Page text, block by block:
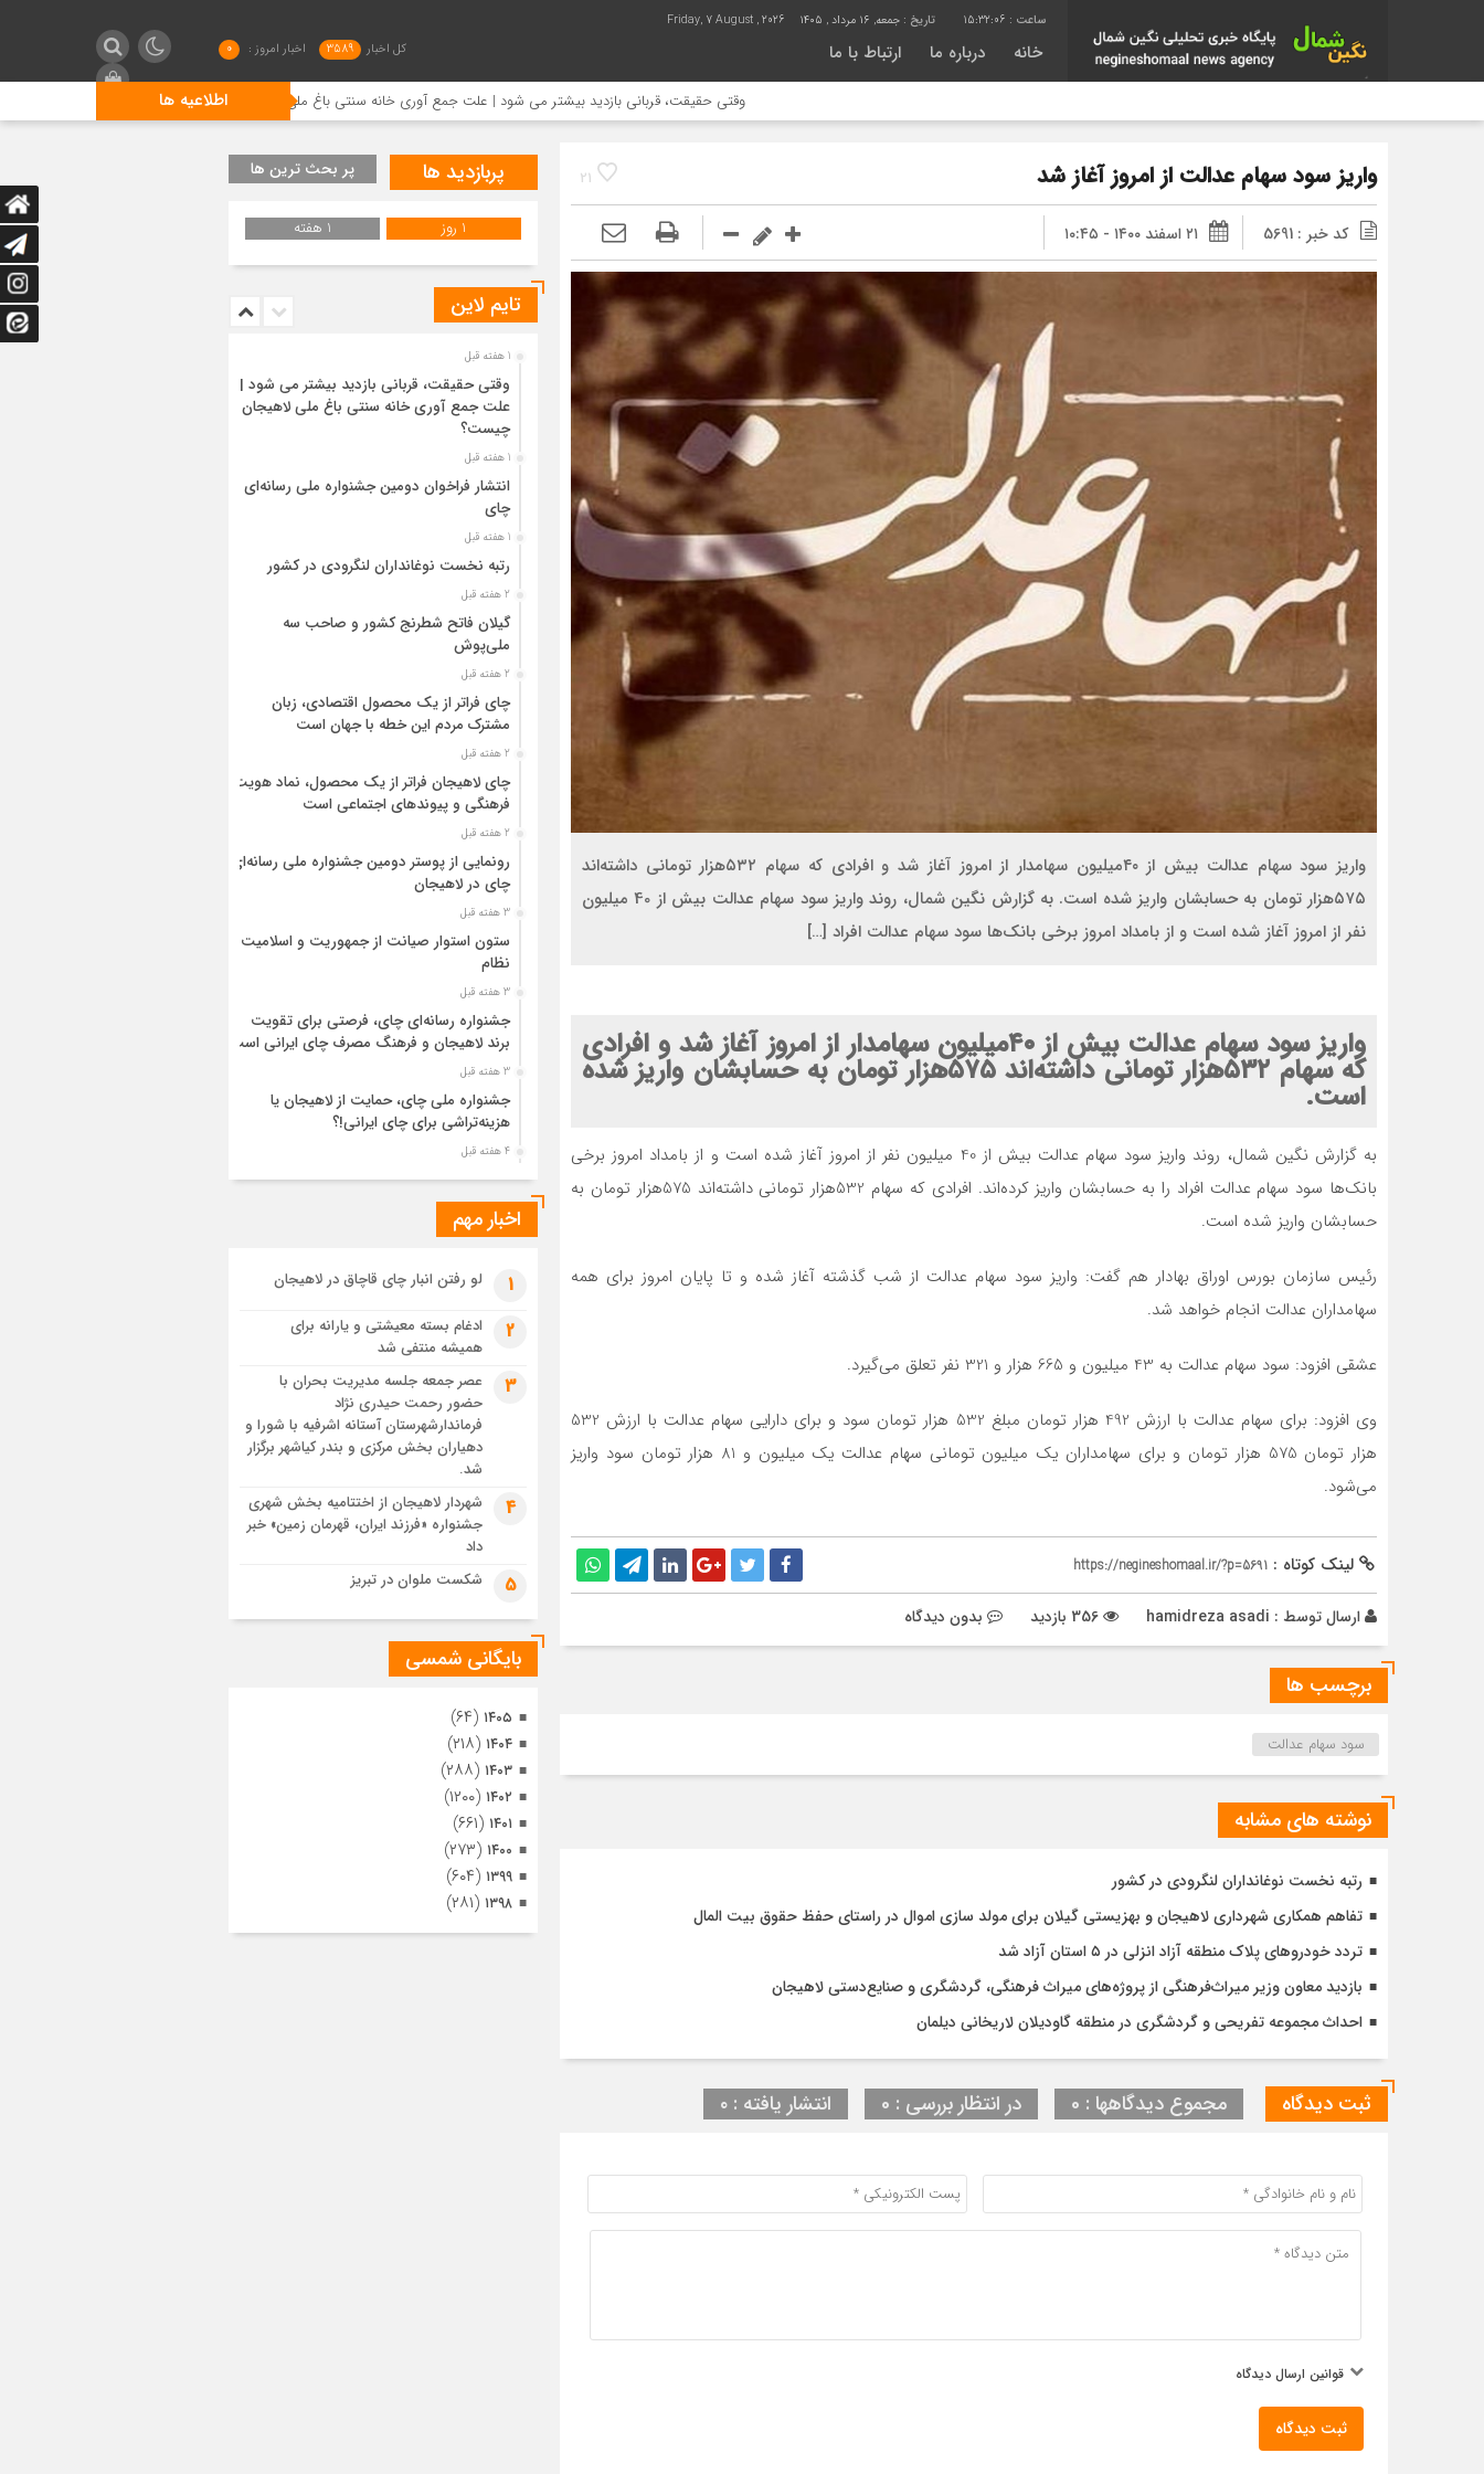
15:32:06 تاریخ : جمعه, ۱۶ مرداد , ۱۴۰۵ Friday, 7 August , 2026
خانه درباره ما ارتباط با ما کل اخبار 3589 اخبار امروز : 0
اطلاعیه ها وقتی حقیقت، قربانی بازدید بیشتر می شود | علت جمع آوری خانه سنتی باغ ملی لاهیجان چیست؟
21 واریز سود سهام عدالت از امروز آغاز شد
کد خبر : 5691 ۲۱ اسفند ۱۴۰۰ - ۱۰:۴۵
واریز سود سهام عدالت بیش از ۴۰میلیون سهامدار از امروز آغاز شد و افرادی که سهام ۵۳۲هزار تومانی داشته‌اند
۵۷۵هزار تومان به حسابشان واریز شده است. به گزارش نگین شمال، روند واریز سود سهام عدالت بیش از 40 میلیون
نفر از امروز آغاز شده است و از بامداد امروز برخی بانک‌ها سود سهام عدالت افراد […]
واریز سود سهام عدالت بیش از ۴۰میلیون سهامدار از امروز آغاز شد و افرادی
که سهام ۵۳۲هزار تومانی داشته‌اند ۵۷۵هزار تومان به حسابشان واریز شده
است.
به گزارش نگین شمال، روند واریز سود سهام عدالت بیش از 40 میلیون نفر از امروز آغاز شده است و از بامداد امروز برخی
بانک‌ها سود سهام عدالت افراد را به حسابشان واریز کرده‌اند. افرادی که سهام 532هزار تومانی داشته‌اند 575هزار تومان به
حسابشان واریز شده است.
رئیس سازمان بورس اوراق بهادار هم گفت: واریز سود سهام عدالت از شب گذشته آغاز شده و تا پایان امروز برای همه
سهامداران عدالت انجام خواهد شد.
عشقی افزود: سود سهام عدالت به 43 میلیون و 665 هزار و 321 نفر تعلق می‌گیرد.
وی افزود: برای سهام عدالت با ارزش 492 هزار تومان مبلغ 532 هزار تومان سود و برای دارایی سهام عدالت با ارزش 532
هزار تومان 575 هزار تومان و برای سهامداران یک میلیون تومانی سهام عدالت یک میلیون و 81 هزار تومان سود واریز
می‌شود.
لینک کوتاه : https://negineshomaal.ir/?p=5691
ارسال توسط : hamidreza asadi بدون دیدگاه
برچسب ها
سود سهام عدالت
نوشته های مشابه
رتبه نخست نوغانداران لنگرودی در کشور
تفاهم همکاری شهرداری لاهیجان و بهزیستی گیلان برای مولد سازی اموال در راستای حفظ حقوق بیت المال
تردد خودروهای پلاک منطقه آزاد انزلی در ۵ استان آزاد شد
بازدید معاون وزیر میراث‌فرهنگی از پروژه‌های میراث فرهنگی، گردشگری و صنایع‌دستی لاهیجان
احداث مجموعه تفریحی و گردشگری در منطقه گاودیلان لاریخانی دیلمان
ثبت دیدگاه مجموع دیدگاهها : 0 در انتظار بررسی : 0 انتشار یافته : ۰
قوانین ارسال دیدگاه
ثبت دیدگاه
پربازدید ها پر بحث ترین ها
1 روز 1 هفته
تایم لاین
1 هفته قبل
وقتی حقیقت، قربانی بازدید بیشتر می شود |
علت جمع آوری خانه سنتی باغ ملی لاهیجان
چیست؟
1 هفته قبل
انتشار فراخوان دومین جشنواره ملی رسانه‌ای
چای
1 هفته قبل
رتبه نخست نوغانداران لنگرودی در کشور
2 هفته قبل
گیلان فاتح شطرنج کشور و صاحب سه
ملی‌پوش
2 هفته قبل
چای فراتر از یک محصول اقتصادی، زبان
مشترک مردم این خطه با جهان است
2 هفته قبل
چای لاهیجان فراتر از یک محصول، نماد هویت
فرهنگی و پیوندهای اجتماعی است
2 هفته قبل
رونمایی از پوستر دومین جشنواره ملی رسانه‌ای
چای در لاهیجان
3 هفته قبل
ستون استوار صیانت از جمهوریت و اسلامیت
نظام
3 هفته قبل
جشنواره رسانه‌ای چای، فرصتی برای تقویت
برند لاهیجان و فرهنگ مصرف چای ایرانی است
3 هفته قبل
جشنواره ملی چای، حمایت از لاهیجان یا
هزینه‌تراشی برای چای ایرانی!؟
4 هفته قبل
پیکر مطهر رهبر شهید انقلاب در حرم مطهر
رضوی آرام گرفت
آخر در آستان امام رئوف
تصاویر هوایی مراسم تشییع پیکر مطهر آقای
شهید ایران – مشهد
4 هفته قبل
مراسم تشییع پیکر مطهر آقای شهید ایران –
مشهد
تصاویری از تراکم جمعیت حاضر در میدان
ثورهالعشرین نجف اشرف
اخبار مهم
1 لو رفتن انبار چای قاچاق در لاهیجان
2
ادغام بسته معیشتی و یارانه برای
همیشه منتفی شد
3
عصر جمعه جلسه مدیریت بحران با
حضور رحمت حیدری نژاد
فرماندارشهرستان آستانه اشرفیه با شورا و
دهیاران بخش مرکزی و بندر کیاشهر برگزار
شد.
4
شهردار لاهیجان از اختتامیه بخش شهری
جشنواره «فرزند ایران، قهرمان زمین» خبر
داد
5 شکست ملوان در تبریز
بایگانی شمسی
۱۴۰۵ (۶۴)
۱۴۰۴ (۲۱۸)
۱۴۰۳ (۲۸۸)
۱۴۰۲ (۱۲۰۰)
۱۴۰۱ (۶۶۱)
۱۴۰۰ (۲۷۳)
۱۳۹۹ (۶۰۴)
۱۳۹۸ (۲۸۱)